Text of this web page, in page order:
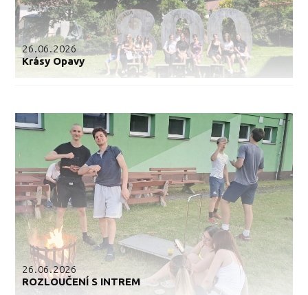
26.06.2026
Krásy Opavy
26.06.2026
ROZLOUČENÍ S INTREM